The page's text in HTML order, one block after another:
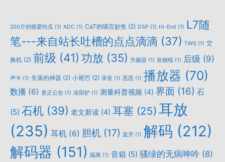
200斤的猹爱吃瓜 (1) ADC (1) CaT的喵言妙鱼 (2) DSP (1) Hi-End (1) L7随
笔---来自站长吐槽的点点滴滴 (37) TWS (1) 交
换机 (2) 前级 (41) 功放 (35) 升频器 (1) 发烧线 (1) 后级 (9)
声卡 (1) 失落的神器 (2) 小尾巴 (2) 录音 (1) 恶恶 (1) 播放器 (70)
数播 (6) 更正公告 (1) 洛阳铲 (1) 测量科普视频 (4) 界面 (16) 石
(5) 石机 (39) 老文新读 (4) 耳塞 (25) 耳放
(235) 耳机 (6) 胆机 (17) 蓝牙 (1) 解码 (212)
解码器 (151) 隔离 (1) 音箱 (5) 骚绿的无病呻吟 (8)